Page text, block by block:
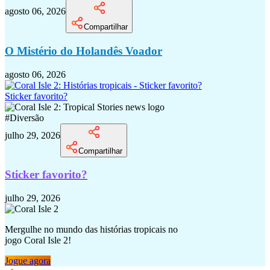
agosto 06, 2026
Compartilhar
O Mistério do Holandês Voador
agosto 06, 2026
Sticker favorito?
#Diversão
julho 29, 2026
Compartilhar
Sticker favorito?
julho 29, 2026
Mergulhe no mundo das histórias tropicais no
jogo Coral Isle 2!
Jogue agora